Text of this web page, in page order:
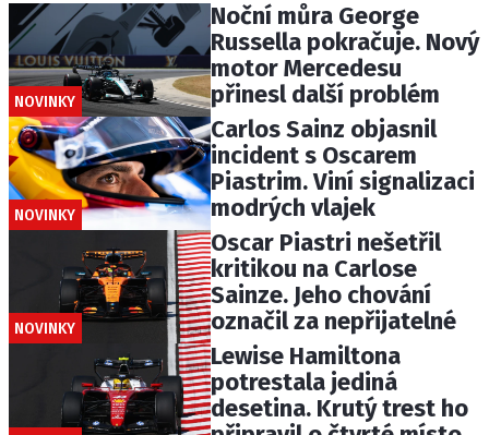
NOVINKY
Noční můra George
Russella pokračuje. Nový
motor Mercedesu
přinesl další problém
NOVINKY
Carlos Sainz objasnil
incident s Oscarem
Piastrim. Viní signalizaci
modrých vlajek
NOVINKY
Oscar Piastri nešetřil
kritikou na Carlose
Sainze. Jeho chování
označil za nepřijatelné
Lewise Hamiltona
potrestala jediná
desetina. Krutý trest ho